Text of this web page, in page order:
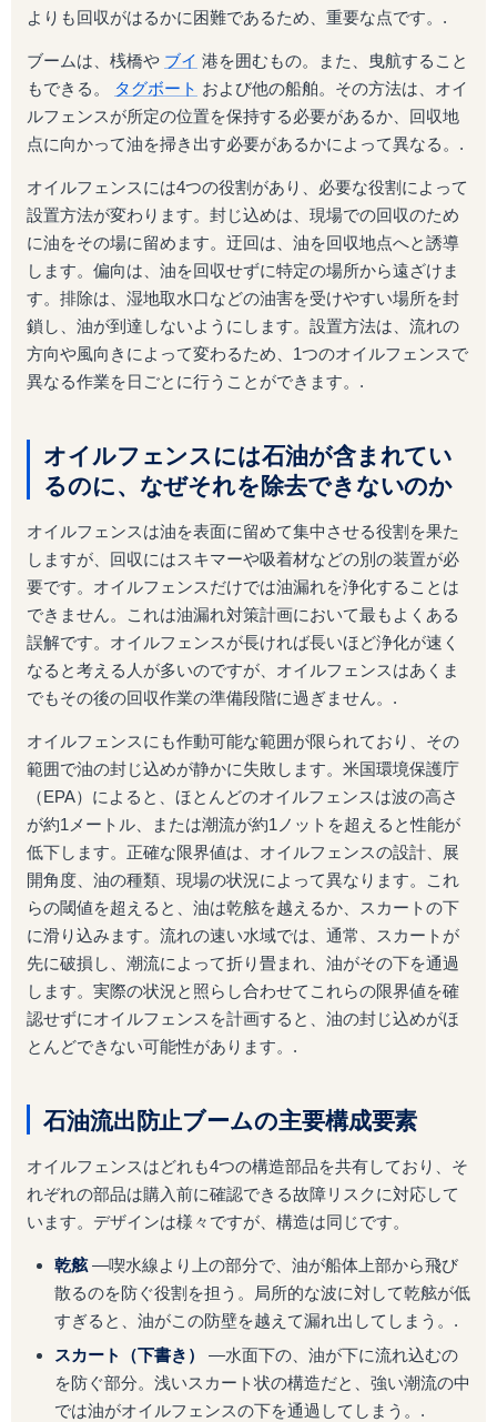
よりも回収がはるかに困難であるため、重要な点です。.
ブームは、桟橋や ブイ 港を囲むもの。また、曳航すること
もできる。
タグボート および他の船舶。その方法は、オイ
ルフェンスが所定の位置を保持する必要があるか、回収地
点に向かって油を掃き出す必要があるかによって異なる。.
オイルフェンスには4つの役割があり、必要な役割によって
設置方法が変わります。封じ込めは、現場での回収のため
に油をその場に留めます。迂回は、油を回収地点へと誘導
します。偏向は、油を回収せずに特定の場所から遠ざけま
す。排除は、湿地取水口などの油害を受けやすい場所を封
鎖し、油が到達しないようにします。設置方法は、流れの
方向や風向きによって変わるため、1つのオイルフェンスで
異なる作業を日ごとに行うことができます。.
オイルフェンスには石油が含まれてい
るのに、なぜそれを除去できないのか
オイルフェンスは油を表面に留めて集中させる役割を果た
しますが、回収にはスキマーや吸着材などの別の装置が必
要です。オイルフェンスだけでは油漏れを浄化することは
できません。これは油漏れ対策計画において最もよくある
誤解です。オイルフェンスが長ければ長いほど浄化が速く
なると考える人が多いのですが、オイルフェンスはあくま
でもその後の回収作業の準備段階に過ぎません。.
オイルフェンスにも作動可能な範囲が限られており、その
範囲で油の封じ込めが静かに失敗します。米国環境保護庁
（EPA）によると、ほとんどのオイルフェンスは波の高さ
が約1メートル、または潮流が約1ノットを超えると性能が
低下します。正確な限界値は、オイルフェンスの設計、展
開角度、油の種類、現場の状況によって異なります。これ
らの閾値を超えると、油は乾舷を越えるか、スカートの下
に滑り込みます。流れの速い水域では、通常、スカートが
先に破損し、潮流によって折り畳まれ、油がその下を通過
します。実際の状況と照らし合わせてこれらの限界値を確
認せずにオイルフェンスを計画すると、油の封じ込めがほ
とんどできない可能性があります。.
石油流出防止ブームの主要構成要素
オイルフェンスはどれも4つの構造部品を共有しており、そ
れぞれの部品は購入前に確認できる故障リスクに対応して
います。デザインは様々ですが、構造は同じです。
乾舷―喫水線より上の部分で、油が船体上部から飛び
散るのを防ぐ役割を担う。局所的な波に対して乾舷が低
すぎると、油がこの防壁を越えて漏れ出してしまう。.
スカート（下書き）
―水面下の、油が下に流れ込むの
を防ぐ部分。浅いスカート状の構造だと、強い潮流の中
では油がオイルフェンスの下を通過してしまう。.